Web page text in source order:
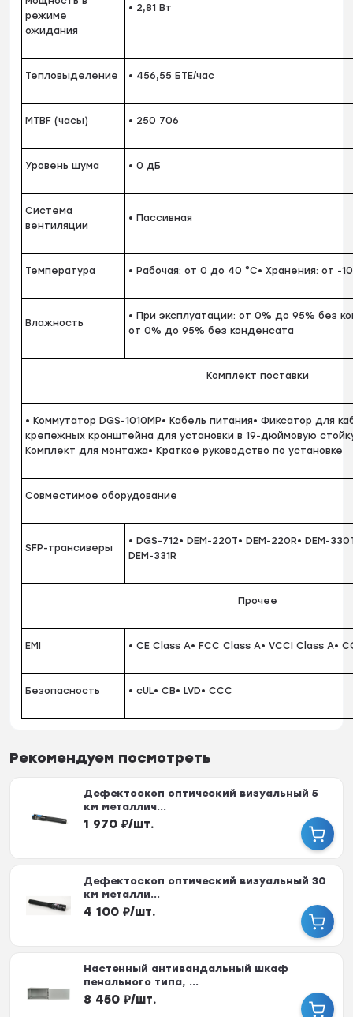
режиме
ожидания
• 2,81 Вт
Тепловыделение • 456,55 БТЕ/час
MTBF (часы) • 250 706
Уровень шума • 0 дБ
Система
вентиляции
• Пассивная
Температура • Рабочая: от 0 до 40 °C• Хранения: от -
Влажность
• При эксплуатации: от 0% до 95% без
от 0% до 95% без конденсата
Комплект поставки
• Коммутатор DGS-1010MP• Кабель питания• Фиксатор для
крепежных кронштейна для установки в 19-дюймовую
Комплект для монтажа• Краткое руководство по установке
Совместимое оборудование
SFP-трансиверы
• DGS-712• DEM-220T• DEM-220R• DEM-
DEM-331R
Прочее
EMI • CE Class A• FCC Class A• VCCI Class A•
Безопасность • cUL• CB• LVD• CCC
Рекомендуем посмотреть
Дефектоскоп оптический визуальный 5
км металлич...
1 970 ₽/шт.
Дефектоскоп оптический визуальный 30
км металли...
4 100 ₽/шт.
Настенный антивандальный шкаф
пенального типа, ...
8 450 ₽/шт.